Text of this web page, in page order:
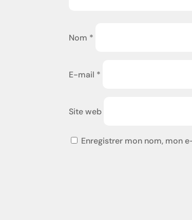
Nom *
E-mail *
Site web
Enregistrer mon nom, mon